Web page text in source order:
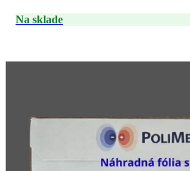
Na sklade